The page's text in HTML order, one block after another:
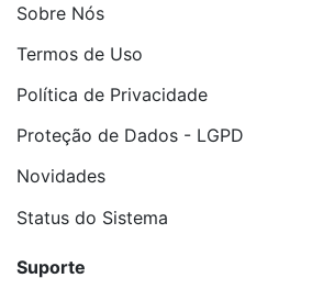
Sobre Nós
Termos de Uso
Política de Privacidade
Proteção de Dados - LGPD
Novidades
Status do Sistema
Suporte